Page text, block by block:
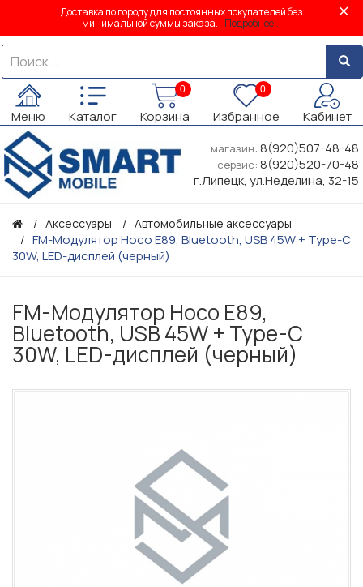
Доставка по городу для постоянных покупателей без
минимальной суммы заказа. Подробнее...
Меню Каталог
0
Корзина
0
Избранное Кабинет
магазин: 8(920)507-48-48
сервис: 8(920)520-70-48
г.Липецк, ул.Неделина, 32-15
Аксессуары Автомобильные аксессуары
FM-Модулятор Hoco E89, Bluetooth, USB 45W + Type-C
30W, LED-дисплей (черный)
FM-Модулятор Hoco E89,
Bluetooth, USB 45W + Type-C
30W, LED-дисплей (черный)